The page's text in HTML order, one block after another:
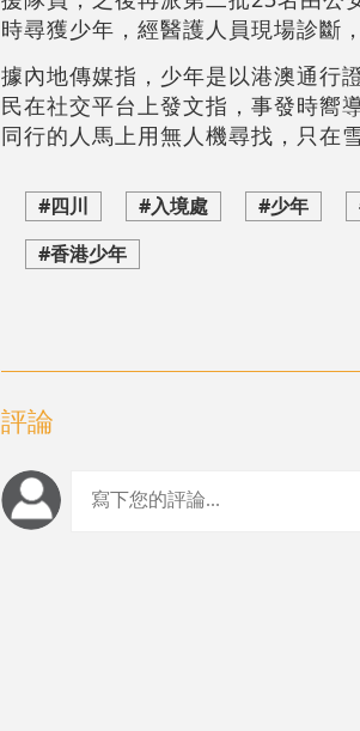
時尋獲少年，經醫護人員現場診斷
據內地傳媒指，少年是以港澳通行
民在社交平台上發文指，事發時嚮
同行的人馬上用無人機尋找，只在
#四川 #入境處 #少年
#香港少年
評論